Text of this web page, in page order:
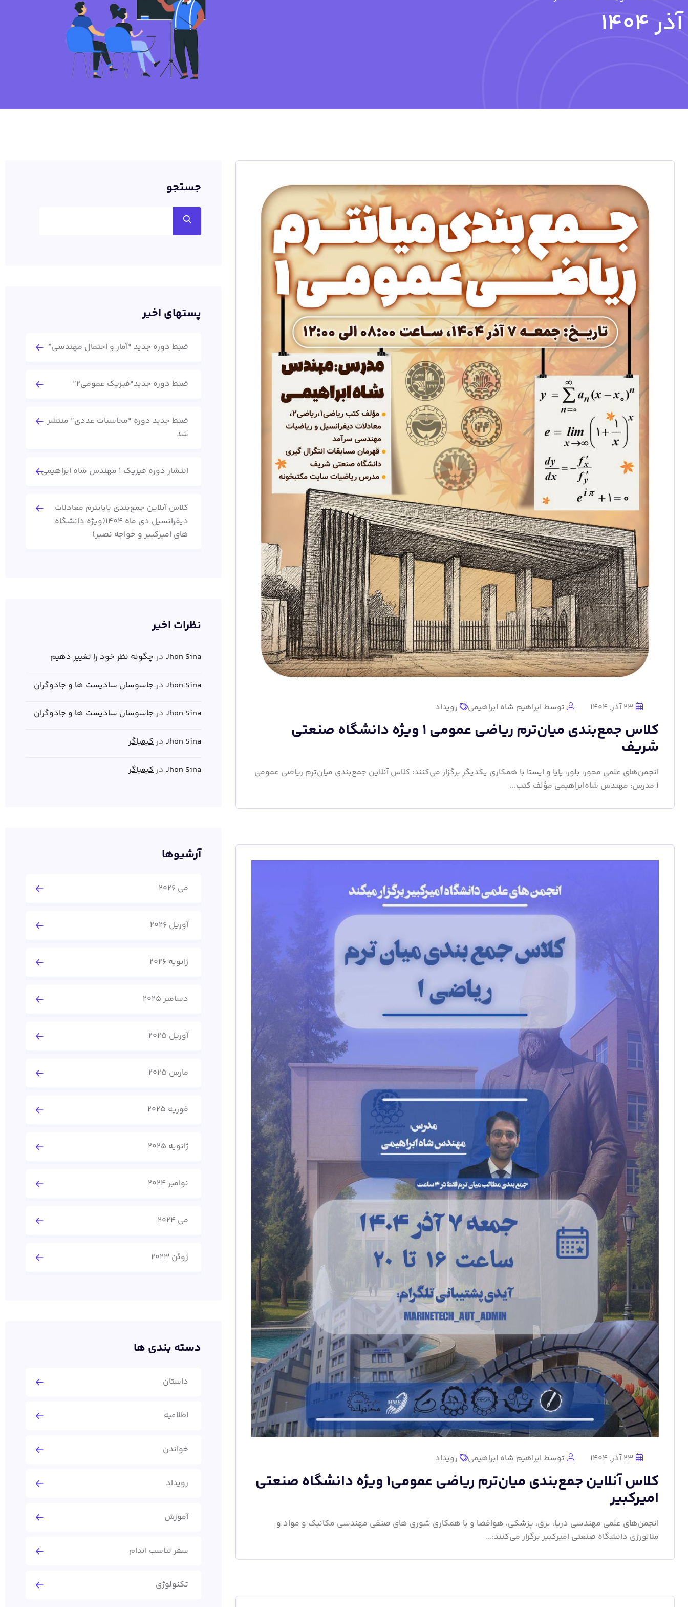
آذر 1404
23 آذر, 1404 توسط ابراهیم شاه ابراهیمی رویداد
کلاس جمع‌بندی میان‌ترم ریاضی عمومی ۱ ویژه دانشگاه صنعتی
شریف
انجمن‌های علمی محور، بلور، پایا و ایستا با همکاری یکدیگر برگزار می‌کنند: کلاس آنلاین جمع‌بندی میان‌ترم ریاضی عمومی
۱ مدرس: مهندس شاه‌ابراهیمی مؤلف کتب...
23 آذر, 1404 توسط ابراهیم شاه ابراهیمی رویداد
کلاس آنلاین جمع‌بندی میان‌ترم ریاضی عمومی۱ ویژه دانشگاه صنعتی
امیرکبیر
انجمن‌های علمی مهندسی دریا، برق، پزشکی، هوافضا و با همکاری شوری های صنفی مهندسی مکانیک و مواد و
متالورژی دانشگاه صنعتی امیرکبیر برگزار می‌کنند:...
جستجو
پستهای اخیر
ضبط دوره جدید “آمار و احتمال مهندسی”
ضبط دوره جدید“فیزیک عمومی2”
ضبط جدید دوره “محاسبات عددی” منتشر
شد
انتشار دوره فیزیک 1 مهندس شاه ابراهیمی
کلاس آنلاین جمع‌بندی پایانترم معادلات
دیفرانسیل دی ماه 1404(ویژه دانشگاه
های امیرکبیر و خواجه نصیر)
نظرات اخیر
Jhon Sinaدرچگونه نظر خود را تغییر دهیم
Jhon Sinaدرجاسوسان سادیست ها و جادوگران
Jhon Sinaدرجاسوسان سادیست ها و جادوگران
Jhon Sinaدرکیمیاگر
Jhon Sinaدرکیمیاگر
آرشیوها
می 2026
آوریل 2026
ژانویه 2026
دسامبر 2025
آوریل 2025
مارس 2025
فوریه 2025
ژانویه 2025
نوامبر 2024
می 2024
ژوئن 2023
دسته بندی ها
داستان
اطلاعیه
خواندن
رویداد
آموزش
سفر تناسب اندام
تکنولوژی